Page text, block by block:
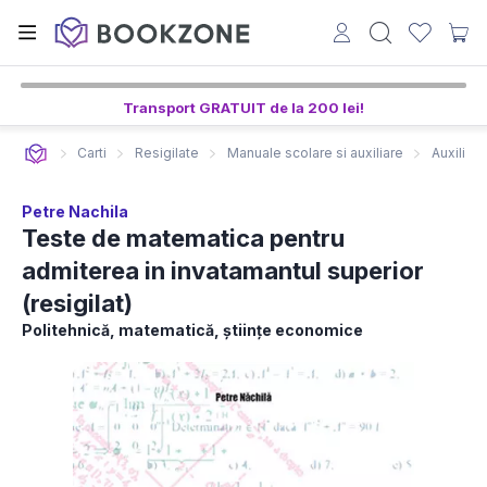
Transport GRATUIT de la 200 lei!
Carti Resigilate Manuale scolare si auxiliare
Petre Nachila
Teste de matematica pentru
admiterea in invatamantul superior
(resigilat)
Politehnică, matematică, ştiinţe economice